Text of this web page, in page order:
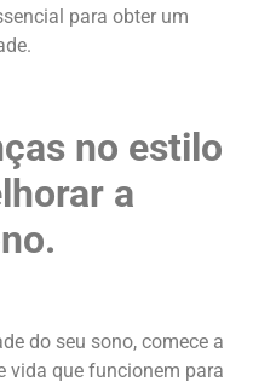
para obter um
no estilo
a
do seu sono, comece a
vida que funcionem para